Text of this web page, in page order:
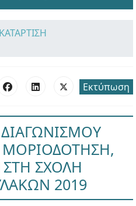
ΚΑΤΑΡΤΙΣΗ
Εκτύπωση
ΜΟΡΙΟΔΟΤΗΣΗ,
ΣΧΟΛΗ
2019